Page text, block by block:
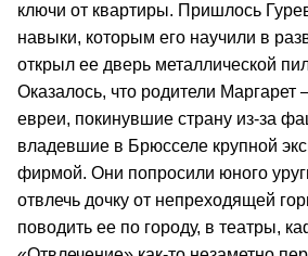
ключи от квартиры. Пришлось
навыки, которым его научили в
открыл ее дверь металлической
Оказалось, что родители Маргарет
евреи, покинувшие страну из-за
владевшие в Брюсселе крупной
фирмой. Они попросили юного
отвлечь дочку от непреходящей
поводить ее по городу, в театры,